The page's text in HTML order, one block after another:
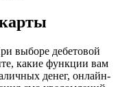
выборе дебетовой
какие функции вам
денег, онлайн-